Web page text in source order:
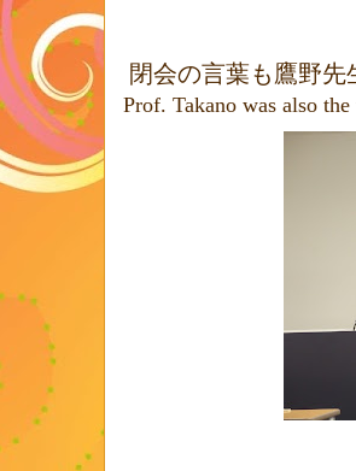
閉会の言葉も鷹野先
Prof. Takano was also